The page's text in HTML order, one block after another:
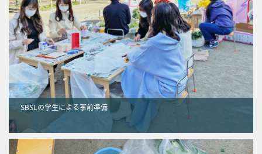
SBSLの学生による事前準備